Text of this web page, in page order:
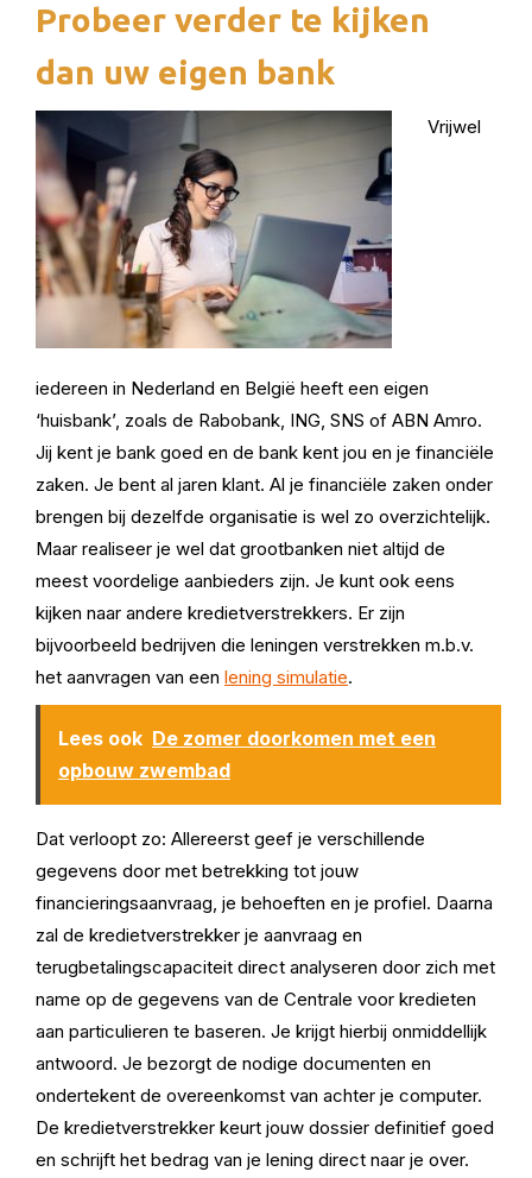
Probeer verder te kijken
dan uw eigen bank
Vrijwel
iedereen in Nederland en België heeft een eigen
‘huisbank’, zoals de Rabobank, ING, SNS of ABN Amro.
Jij kent je bank goed en de bank kent jou en je financiële
zaken. Je bent al jaren klant. Al je financiële zaken onder
brengen bij dezelfde organisatie is wel zo overzichtelijk.
Maar realiseer je wel dat grootbanken niet altijd de
meest voordelige aanbieders zijn. Je kunt ook eens
kijken naar andere kredietverstrekkers. Er zijn
bijvoorbeeld bedrijven die leningen verstrekken m.b.v.
het aanvragen van een lening simulatie.
Lees ook De zomer doorkomen met een
opbouw zwembad
Dat verloopt zo: Allereerst geef je verschillende
gegevens door met betrekking tot jouw
financieringsaanvraag, je behoeften en je profiel. Daarna
zal de kredietverstrekker je aanvraag en
terugbetalingscapaciteit direct analyseren door zich met
name op de gegevens van de Centrale voor kredieten
aan particulieren te baseren. Je krijgt hierbij onmiddellijk
antwoord. Je bezorgt de nodige documenten en
ondertekent de overeenkomst van achter je computer.
De kredietverstrekker keurt jouw dossier definitief goed
en schrijft het bedrag van je lening direct naar je over.